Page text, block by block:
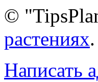
©
растениях
Написать